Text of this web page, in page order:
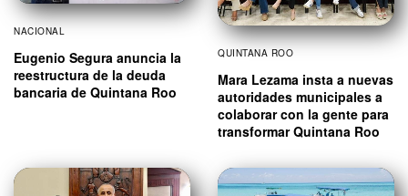
NACIONAL
Eugenio Segura anuncia la
reestructura de la deuda
bancaria de Quintana Roo
QUINTANA ROO
Mara Lezama insta a nuevas
autoridades municipales a
colaborar con la gente para
transformar Quintana Roo